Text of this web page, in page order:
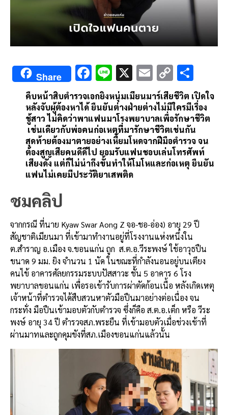
Share F
ac
e
b
o
o
k
Li
n
e
X E
m
ai
l
C
o
py
Li
n
k
h
ar
e
คืบหน้าสิบตำรวจเอกยิงหนุ่มเมียนมาร์เสียชีวิต เปิดใจ
หลังจับผู้ต้องหาได้ ยืนยันต่างฝ่ายต่างไม่มีใครมีเรื่อง
ชู้สาว ไม่คิดว่าพาแฟนมาโรงพยาบาลเพื่อรักษาชีวิต
เช่นเดียวกับพ่อคนก่อเหตุที่มารักษาชีวิตเช่นกัน
สุดท้ายต้องมาตายอย่างเหี้ยมโหดจากฝีมือตำรวจ จน
ต้องสูญเสียคนดีดีไป ยอมรับแฟนชอบเล่นโทรศัพท์
เสียงดัง แต่ก็ไม่น่าถึงขั้นทำให้โมโหและก่อเหตุ ยืนยัน
แฟนไม่เคยมีประวัติยาเสพติด
ชมคลิป
จากกรณี ที่นาย Kyaw Swar Aong Z จอ-ชอ-อ่อง) อายุ 29 ปี
สัญชาติเมียนมา ที่เข้ามาทำงานอยู่ที่โรงงานแห่งหนึ่งใน
ต.สำราญ อ.เมือง จ.ขอนแก่น ถูก ส.ต.อ.วีระพงษ์ ใช้อาวุธปืน
ขนาด 9 มม. ยิง จำนวน 1 นัด ในขณะที่กำลังนอนอยู่บนเตียง
คนไข้ อาคารศัลยกรรมระบบปัสสาวะ ชั้น 5 อาคาร 6 โรง
พยาบาลขอนแก่น เพื่อรอเข้ารับการผ่าตัดก้อนเนื้อ หลังเกิดเหตุ
เจ้าหน้าที่ตำรวจได้สืบสวนหาตัวมือปืนมาอย่างต่อเนื่อง จน
กระทั่ง มือปืนเข้ามอบตัวกับตำรวจ ซึ่งก็คือ ส.ต.อ.เต็ก หรือ วีระ
พงษ์ อายุ 34 ปี ตำรวจสภ.พระยืน ที่เข้ามอบตัวเมื่อช่วงเช้าที่
ผ่านมาทและถูกคุมขังที่สภ.เมืองขอนแก่นแล้วนั้น